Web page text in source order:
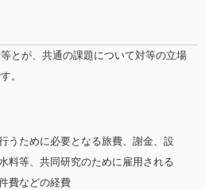
とが、共通の課題について対等の立場
。
うために必要となる旅費、謝金、設
料等、共同研究のために雇用される
費などの経費